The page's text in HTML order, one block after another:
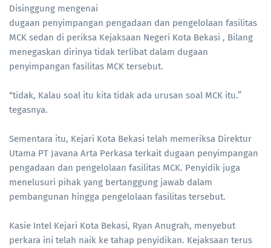
Disinggung mengenai
dugaan penyimpangan pengadaan dan pengelolaan fasilitas
MCK sedan di periksa Kejaksaan Negeri Kota Bekasi , Bilang
menegaskan dirinya tidak terlibat dalam dugaan
penyimpangan fasilitas MCK tersebut.
“tidak, Kalau soal itu kita tidak ada urusan soal MCK itu.”
tegasnya.
Sementara itu, Kejari Kota Bekasi telah memeriksa Direktur
Utama PT Javana Arta Perkasa terkait dugaan penyimpangan
pengadaan dan pengelolaan fasilitas MCK. Penyidik juga
menelusuri pihak yang bertanggung jawab dalam
pembangunan hingga pengelolaan fasilitas tersebut.
Kasie Intel Kejari Kota Bekasi, Ryan Anugrah, menyebut
perkara ini telah naik ke tahap penyidikan. Kejaksaan terus